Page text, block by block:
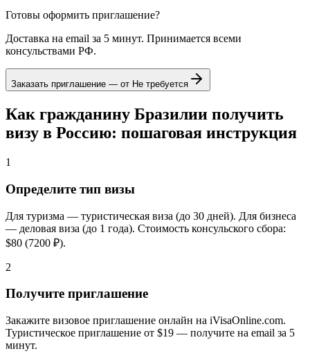
Готовы оформить приглашение?
Доставка на email за 5 минут. Принимается всеми
консульствами РФ.
Заказать приглашение — от Не требуется
Как гражданину Бразилии получить
визу в Россию: пошаговая инструкция
1
Определите тип визы
Для туризма — туристическая виза (до 30 дней). Для бизнеса
— деловая виза (до 1 года). Стоимость консульского сбора:
$80 (7200 ₽).
2
Получите приглашение
Закажите визовое приглашение онлайн на iVisaOnline.com.
Туристическое приглашение от $19 — получите на email за 5
минут.